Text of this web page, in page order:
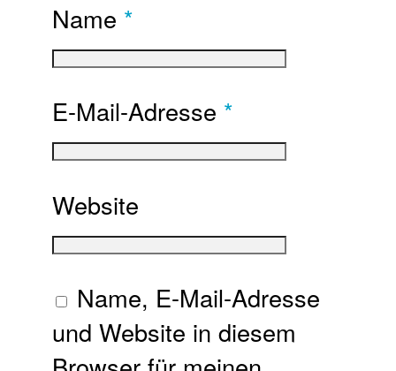
Name *
E-Mail-Adresse *
Website
Name, E-Mail-Adresse
und Website in diesem